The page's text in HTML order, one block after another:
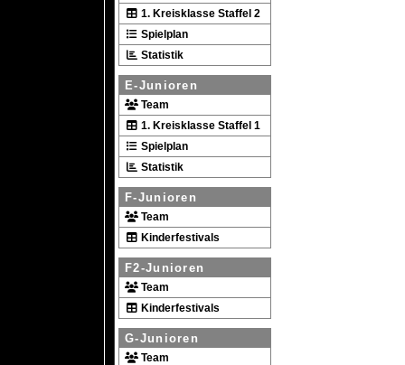
1. Kreisklasse Staffel 2
Spielplan
Statistik
E-Junioren
Team
1. Kreisklasse Staffel 1
Spielplan
Statistik
F-Junioren
Team
Kinderfestivals
F2-Junioren
Team
Kinderfestivals
G-Junioren
Team